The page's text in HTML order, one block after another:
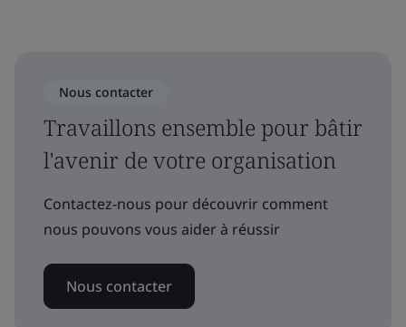
Nous contacter
Travaillons ensemble pour bâtir
l'avenir de votre organisation
Contactez-nous pour découvrir comment
nous pouvons vous aider à réussir
Nous contacter